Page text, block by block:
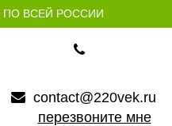
ПО ВСЕЙ РОССИИ
contact@220vek.ru
перезвоните мне